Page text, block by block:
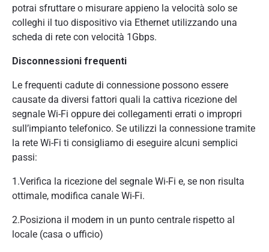
potrai sfruttare o misurare appieno la velocità solo se
colleghi il tuo dispositivo via Ethernet utilizzando una
scheda di rete con velocità 1Gbps.
Disconnessioni frequenti
Le frequenti cadute di connessione possono essere
causate da diversi fattori quali la cattiva ricezione del
segnale Wi-Fi oppure dei collegamenti errati o impropri
sull’impianto telefonico. Se utilizzi la connessione tramite
la rete Wi-Fi ti consigliamo di eseguire alcuni semplici
passi:
1.Verifica la ricezione del segnale Wi-Fi e, se non risulta
ottimale, modifica canale Wi-Fi.
2.Posiziona il modem in un punto centrale rispetto al
locale (casa o ufficio)